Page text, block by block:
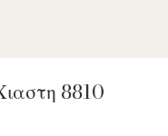
8810